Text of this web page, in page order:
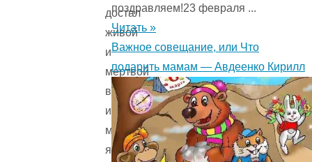
достал
живой
и
мертвой
воды
и
молодильных
яблок.
поздравляем!23 февраля ...
Читать »
Важное совещание, или Что
подарить мамам — Авдеенко Кирилл